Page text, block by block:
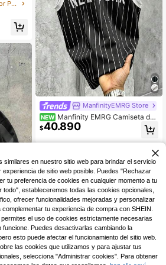
&
color,
y bo
en Multicolor Polos para hombre
d
y t
e inv
en Manga hasta la muñeca Sudaderas con capucha par
ManfinityEMRG Store
NEW Manfinity EMRG Camiseta de t
irantes casual de verano para homb
re con estampado de rayas y letras
$40.890
similares en nuestro sitio web para brindar el servicio
de sitio web posible. Puedes "Rechazar
tu preferencia de cookies en cualquier momento a tu
todo", estableceremos todas las cookies opcionales,
ofrecer funcionalidades mejoradas y personalizar
tu experiencia de compra con SHEIN.
el uso de cookies estrictamente necesarias
Puedes desactivarlas cambiando la
esto puede afectar el funcionamiento del sitio web.
las cookies que utilizamos y para ajustar tus
selecciona "Administrar cookies". Para obtener